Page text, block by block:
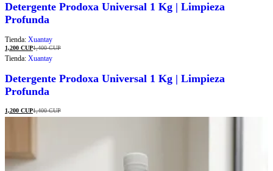
Detergente Prodoxa Universal 1 Kg | Limpieza
Profunda
Tienda: Xuantay
1,200 CUP1,400CUP
Tienda: Xuantay
Detergente Prodoxa Universal 1 Kg | Limpieza
Profunda
1,200 CUP1,400CUP